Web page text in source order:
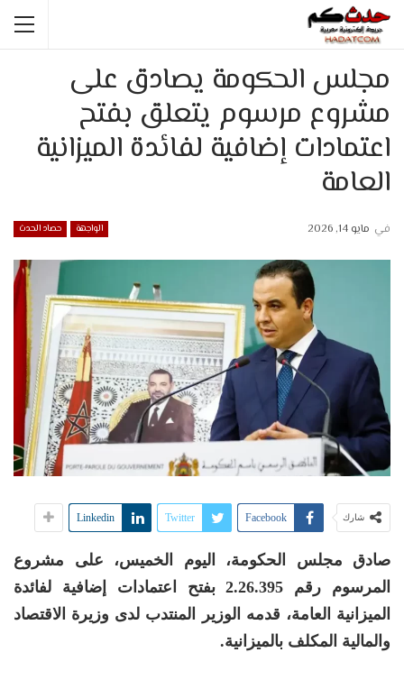
مجلس الحكومة يصادق على
مشروع مرسوم يتعلق بفتح
اعتمادات إضافية لفائدة الميزانية
العامة
الواجهة حصاد الحدث في مايو 14, 2026
شارك Facebook
Twitter
Linkedin
صادق مجلس الحكومة، اليوم الخميس، على مشروع
المرسوم رقم 2.26.395 بفتح اعتمادات إضافية لفائدة
الميزانية العامة، قدمه الوزير المنتدب لدى وزيرة الاقتصاد
والمالية المكلف بالميزانية.